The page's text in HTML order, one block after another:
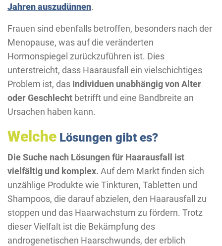
Jahren auszudünnen.
Frauen sind ebenfalls betroffen, besonders nach der
Menopause, was auf die veränderten
Hormonspiegel zurückzuführen ist. Dies
unterstreicht, dass Haarausfall ein vielschichtiges
Problem ist, das Individuen unabhängig von Alter
oder Geschlecht betrifft und eine Bandbreite an
Ursachen haben kann.
Welche Lösungen gibt es?
Die Suche nach Lösungen für Haarausfall ist
vielfältig und komplex. Auf dem Markt finden sich
unzählige Produkte wie Tinkturen, Tabletten und
Shampoos, die darauf abzielen, den Haarausfall zu
stoppen und das Haarwachstum zu fördern. Trotz
dieser Vielfalt ist die Bekämpfung des
androgenetischen Haarschwunds, der erblich